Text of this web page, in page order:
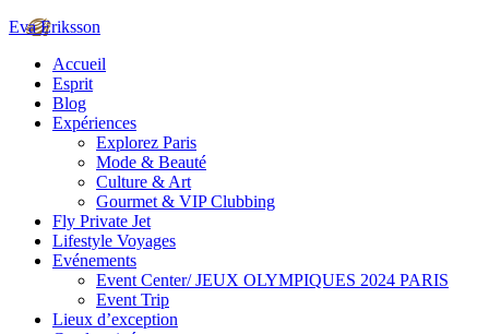
Eva Eriksson
Accueil
Esprit
Blog
Expériences
Explorez Paris
Mode & Beauté
Culture & Art
Gourmet & VIP Clubbing
Fly Private Jet
Lifestyle Voyages
Evénements
Event Center/ JEUX OLYMPIQUES 2024 PARIS
Event Trip
Lieux d’exception